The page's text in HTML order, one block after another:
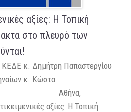
αξίες: Η Τοπική
στο πλευρό των
ΚΕΔΕ κ. Δημήτρη Παπαστεργίου
κ. Κώστα
Αθήνα,
αξίες: Η Τοπική